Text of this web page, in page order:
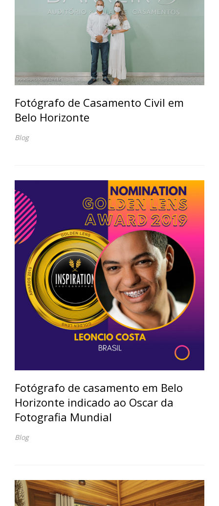
Fotógrafo de Casamento Civil em
Belo Horizonte
Blog
Fotógrafo de casamento em Belo
Horizonte indicado ao Oscar da
Fotografia Mundial
Blog